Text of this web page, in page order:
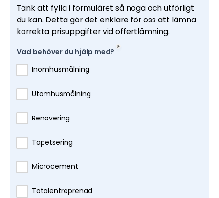
Tänk att fylla i formuläret så noga och utförligt
du kan. Detta gör det enklare för oss att lämna
korrekta prisuppgifter vid offertlämning.
Vad behöver du hjälp med?
Inomhusmålning
Utomhusmålning
Renovering
Tapetsering
Microcement
Totalentreprenad